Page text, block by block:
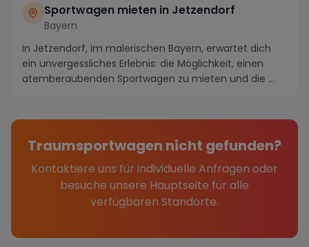
Sportwagen mieten in Jetzendorf
Bayern
In Jetzendorf, im malerischen Bayern, erwartet dich
ein unvergessliches Erlebnis: die Möglichkeit, einen
atemberaubenden Sportwagen zu mieten und die ...
Traumsportwagen nicht gefunden?
Kontaktiere uns für individuelle Anfragen oder
besuche unsere Hauptseite für alle
verfügbaren Standorte.